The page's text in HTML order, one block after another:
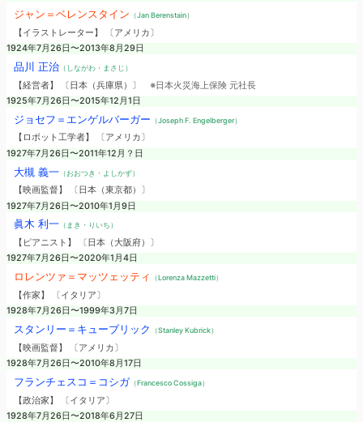
ジャン＝ベレンスタイン （Jan Berenstain）
【イラストレーター】 〔アメリカ〕
1924年7月26日〜2013年8月29日
品川 正治（しながわ・まさじ）
【経営者】 〔日本（兵庫県）〕 ※日本火災海上保険 元社長
1925年7月26日〜2015年12月1日
ジョセフ＝エンゲルバーガー （Joseph F. Engelberger）
【ロボット工学者】 〔アメリカ〕
1927年7月26日〜2011年12月？日
大槻 義一（おおつき・よしかず）
【映画監督】 〔日本（東京都）〕
1927年7月26日〜2010年1月9日
眞木 利一（まき・りいち）
【ピアニスト】 〔日本（大阪府）〕
1927年7月26日〜2020年1月4日
ロレンツァ＝マッツェッティ （Lorenza Mazzetti）
【作家】 〔イタリア〕
1928年7月26日〜1999年3月7日
スタンリー＝キューブリック （Stanley Kubrick）
【映画監督】 〔アメリカ〕
1928年7月26日〜2010年8月17日
フランチェスコ＝コシガ （Francesco Cossiga）
【政治家】 〔イタリア〕
1928年7月26日〜2018年6月27日